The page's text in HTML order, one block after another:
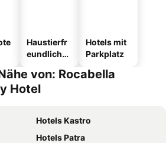
Haustierfr
eundliche
Hotels mit
Parkplatz
von: Rocabella
Hotel
Hotels Kastro
Hotels Patra